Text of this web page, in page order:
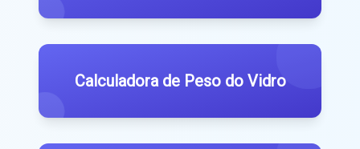
Calculadora de Peso do Vidro